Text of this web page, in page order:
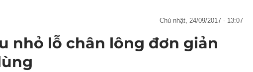
chủ nhật, 24/09/2017 - 13:07
nhỏ lỗ chân lông đơn giản